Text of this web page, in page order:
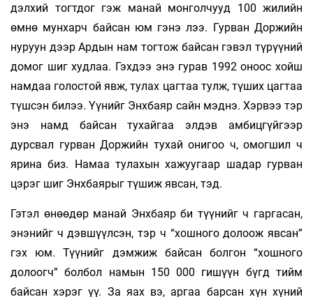
дэлхий тогтдог гэж манай монголчууд 100 жилийн
өмнө мунхарч байсан юм гэнэ лээ. Гурван Доржийн
нуруун дээр Ардын нам тогтож байсан гэвэл түрүүний
домог шиг худлаа. Гэхдээ энэ гурав 1992 оноос хойш
намдаа голостой явж, тулах цагтаа тулж, түших цагтаа
түшсэн билээ. Үүнийг Энхбаяр сайн мэднэ. Хэрвээ тэр
энэ намд байсан тухайгаа элдэв амбицгүйгээр
дурсвал гурван Доржийн тухай онигоо ч, омогшил ч
ярина биз. Намаа тулахын хажуугаар шадар гурван
цэрэг шиг Энхбаярыг түшиж явсан, тэд.
Гэтэл өнөөдөр манай Энхбаяр би түүнийг ч гаргасан,
энэнийг ч дэвшүүлсэн, тэр ч “хошного долоож явсан”
гэх юм. Түүнийг дэмжиж байсан болгон “хошного
долоогч” болбол намын 150 000 гишүүн бүгд тийм
байсан хэрэг үү. За яах вэ, аргаа барсан хүн хүний